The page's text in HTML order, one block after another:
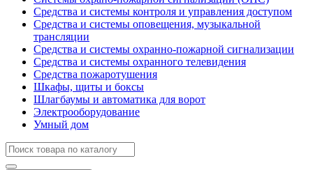
Средства и системы контроля и управления доступом
Средства и системы оповещения, музыкальной
трансляции
Средства и системы охранно-пожарной сигнализации
Средства и системы охранного телевидения
Средства пожаротушения
Шкафы, щиты и боксы
Шлагбаумы и автоматика для ворот
Электрооборудование
Умный дом